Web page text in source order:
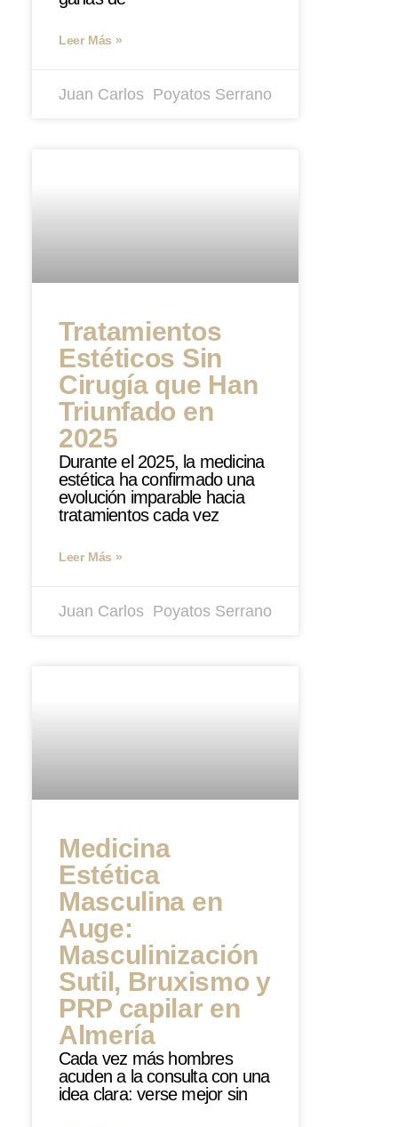
Leer Más »
Juan Carlos ​ Poyatos Serrano
Tratamientos
Estéticos Sin
Cirugía que Han
Triunfado en
2025
Durante el 2025, la medicina
estética ha confirmado una
evolución imparable hacia
tratamientos cada vez
Leer Más »
Juan Carlos ​ Poyatos Serrano
Medicina
Estética
Masculina en
Auge:
Masculinización
Sutil, Bruxismo y
PRP capilar en
Almería
Cada vez más hombres
acuden a la consulta con una
idea clara: verse mejor sin